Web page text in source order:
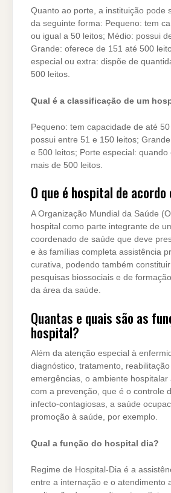
Quanto ao porte, a instituição pode
da seguinte forma: Pequeno: tem
ou igual a 50 leitos; Médio: possui
Grande: oferece de 151 até 500
especial ou extra: dispõe de
500 leitos.
Qual é a classificação de um
Pequeno: tem capacidade de até
possui entre 51 e 150 leitos;
e 500 leitos; Porte especial: quando
mais de 500 leitos.
O que é hospital de acordo
A Organização Mundial da Saúde
hospital como parte integrante de
coordenado de saúde que deve
e às famílias completa assistência
curativa, podendo também
pesquisas biossociais e de
da área da saúde.
Quantas e quais são as
hospital?
Além da atenção especial à
diagnóstico, tratamento,
emergências, o ambiente hospitalar
com a prevenção, que é o controle
infecto-contagiosas, a saúde
promoção à saúde, por exemplo.
Qual a função do hospital dia?
Regime de Hospital-Dia é a
entre a internação e o atendimento